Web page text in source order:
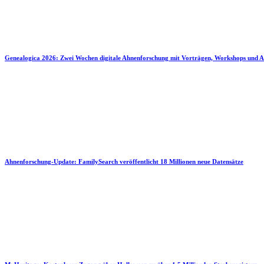
Genealogica 2026: Zwei Wochen digitale Ahnenforschung mit Vorträgen, Workshops und
Ahnenforschung-Update: FamilySearch veröffentlicht 18 Millionen neue Datensätze